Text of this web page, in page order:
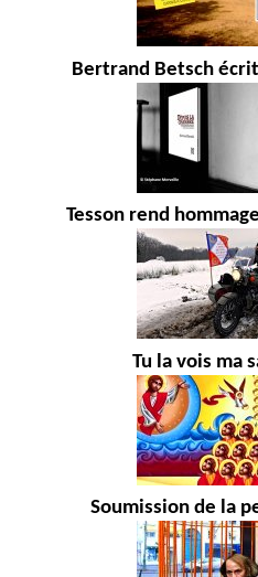
Bertrand Betsch
Tesson rend
Tu la vois ma
Soumission de la